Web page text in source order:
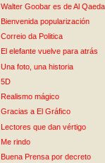
Walter Goobar es de Al Qaeda
Bienvenida popularización
Correio da Politica
El elefante vuelve para atrás
Una foto, una historia
5D
Realismo mágico
Gracias a El Gráfico
Lectores que dan vértigo
Me rindo
Buena Prensa por decreto